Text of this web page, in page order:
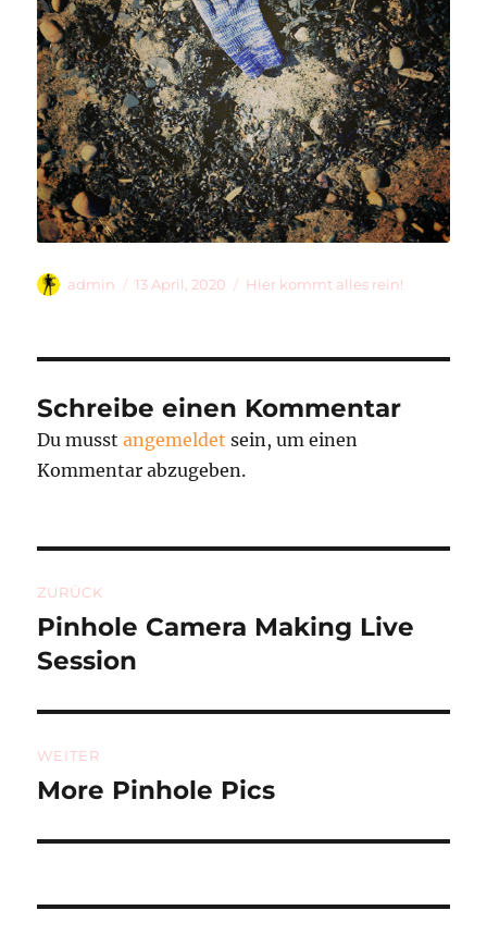
Autor
admin
Veröffentlicht
13 April, 2020 Kategorien
Hier kommt alles rein!
Schreibe einen Kommentar
Du musstangemeldet sein, um einen
Kommentar abzugeben.
ZURÜCK
Vorheriger
Beitrag:
Pinhole Camera Making Live
Session
WEITER
Nächster
More Pinhole Pics